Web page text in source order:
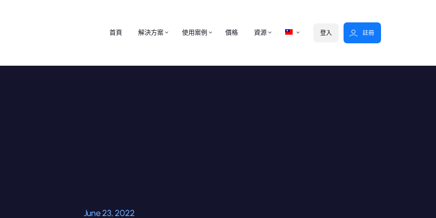
首頁 解決方案 使用案例 價格 資源 登入 註冊
June 23, 2022